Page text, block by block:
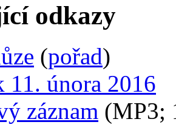
odkazy
(pořad)
11. února 2016
záznam (MP3;